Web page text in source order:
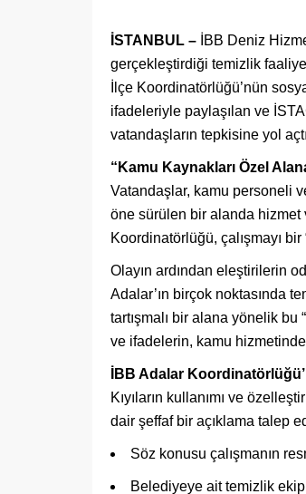
İSTANBUL – İBB Deniz
gerçekleştirdiği temizlik
İlçe Koordinatörlüğü’nün
ifadeleriyle paylaşılan ve
vatandaşların tepkisine yol
“Kamu Kaynakları Özel
Vatandaşlar, kamu personeli
öne sürülen bir alanda
Koordinatörlüğü, çalışmayı
Olayın ardından eleştirilerin
Adalar’ın birçok noktasında
tartışmalı bir alana yönelik bu
ve ifadelerin, kamu
İBB Adalar
Kıyıların kullanımı ve
dair şeffaf bir açıklama talep
Söz konusu çalışmanın
Belediyeye ait temizlik